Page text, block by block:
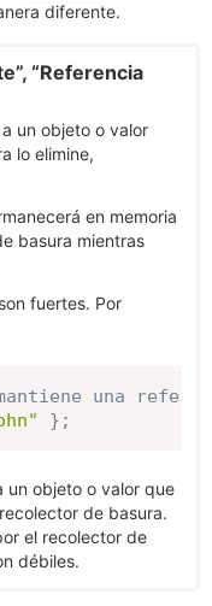
diferente.
“Referencia
un objeto o valor
lo elimine,
en memoria
basura mientras
fuertes. Por
una
} ;
un objeto o valor que
de basura.
el recolector de
débiles.